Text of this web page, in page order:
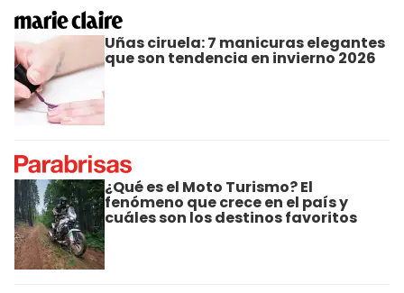
Uñas ciruela: 7 manicuras elegantes
que son tendencia en invierno 2026
¿Qué es el Moto Turismo? El
fenómeno que crece en el país y
cuáles son los destinos favoritos